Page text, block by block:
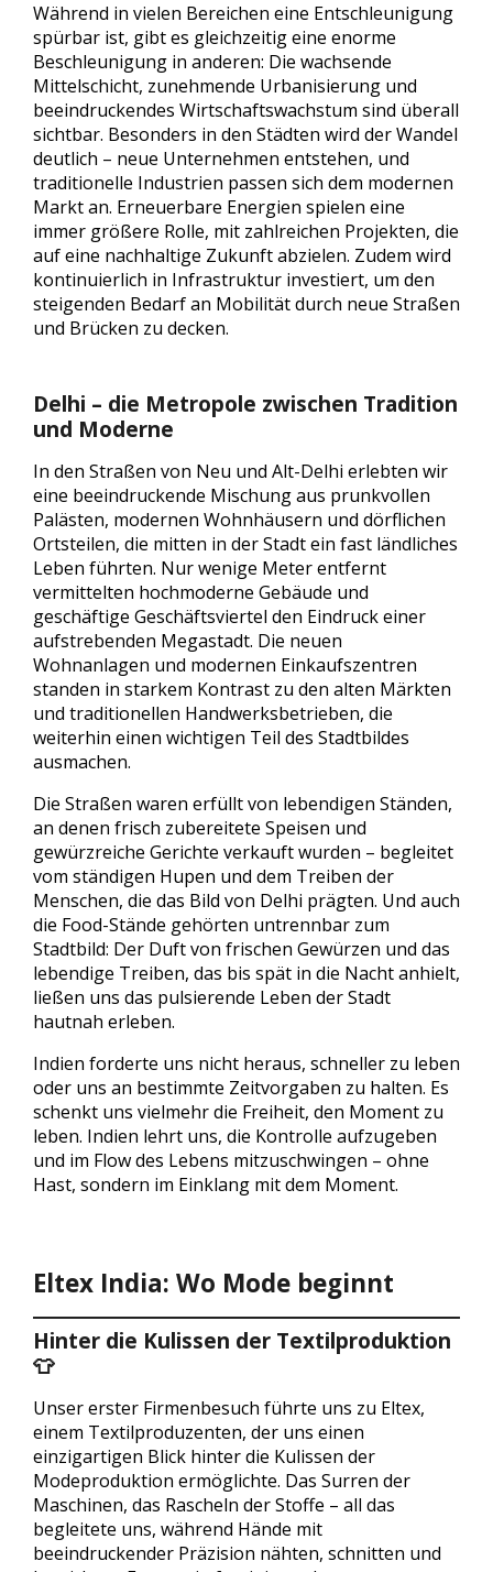
Während in vielen Bereichen eine Entschleunigung
spürbar ist, gibt es gleichzeitig eine enorme
Beschleunigung in anderen: Die wachsende
Mittelschicht, zunehmende Urbanisierung und
beeindruckendes Wirtschaftswachstum sind überall
sichtbar. Besonders in den Städten wird der Wandel
deutlich – neue Unternehmen entstehen, und
traditionelle Industrien passen sich dem modernen
Markt an. Erneuerbare Energien spielen eine
immer größere Rolle, mit zahlreichen Projekten, die
auf eine nachhaltige Zukunft abzielen. Zudem wird
kontinuierlich in Infrastruktur investiert, um den
steigenden Bedarf an Mobilität durch neue Straßen
und Brücken zu decken.
Delhi – die Metropole zwischen Tradition
und Moderne
In den Straßen von Neu und Alt-Delhi erlebten wir
eine beeindruckende Mischung aus prunkvollen
Palästen, modernen Wohnhäusern und dörflichen
Ortsteilen, die mitten in der Stadt ein fast ländliches
Leben führten. Nur wenige Meter entfernt
vermittelten hochmoderne Gebäude und
geschäftige Geschäftsviertel den Eindruck einer
aufstrebenden Megastadt. Die neuen
Wohnanlagen und modernen Einkaufszentren
standen in starkem Kontrast zu den alten Märkten
und traditionellen Handwerksbetrieben, die
weiterhin einen wichtigen Teil des Stadtbildes
ausmachen.
Die Straßen waren erfüllt von lebendigen Ständen,
an denen frisch zubereitete Speisen und
gewürzreiche Gerichte verkauft wurden – begleitet
vom ständigen Hupen und dem Treiben der
Menschen, die das Bild von Delhi prägten. Und auch
die Food-Stände gehörten untrennbar zum
Stadtbild: Der Duft von frischen Gewürzen und das
lebendige Treiben, das bis spät in die Nacht anhielt,
ließen uns das pulsierende Leben der Stadt
hautnah erleben.
Indien forderte uns nicht heraus, schneller zu leben
oder uns an bestimmte Zeitvorgaben zu halten. Es
schenkt uns vielmehr die Freiheit, den Moment zu
leben. Indien lehrt uns, die Kontrolle aufzugeben
und im Flow des Lebens mitzuschwingen – ohne
Hast, sondern im Einklang mit dem Moment.
Eltex India: Wo Mode beginnt
Hinter die Kulissen der Textilproduktion
👕
Unser erster Firmenbesuch führte uns zu Eltex,
einem Textilproduzenten, der uns einen
einzigartigen Blick hinter die Kulissen der
Modeproduktion ermöglichte. Das Surren der
Maschinen, das Rascheln der Stoffe – all das
begleitete uns, während Hände mit
beeindruckender Präzision nähten, schnitten und